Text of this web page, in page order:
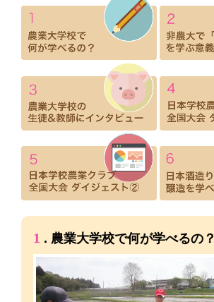
1 . 農業大学校で何が学べるの？